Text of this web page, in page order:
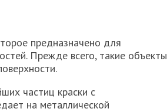
предназначено для
Прежде всего, такие объекты
частиц краски с
на металлической